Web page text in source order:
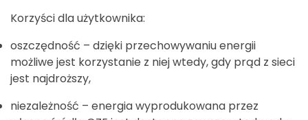
Korzyści dla użytkownika:
oszczędność – dzięki przechowywaniu energii
możliwe jest korzystanie z niej wtedy, gdy prąd z sieci
jest najdroższy,
niezależność – energia wyprodukowana przez